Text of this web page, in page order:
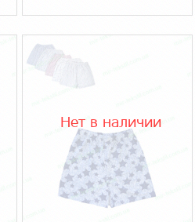
Нет в наличии